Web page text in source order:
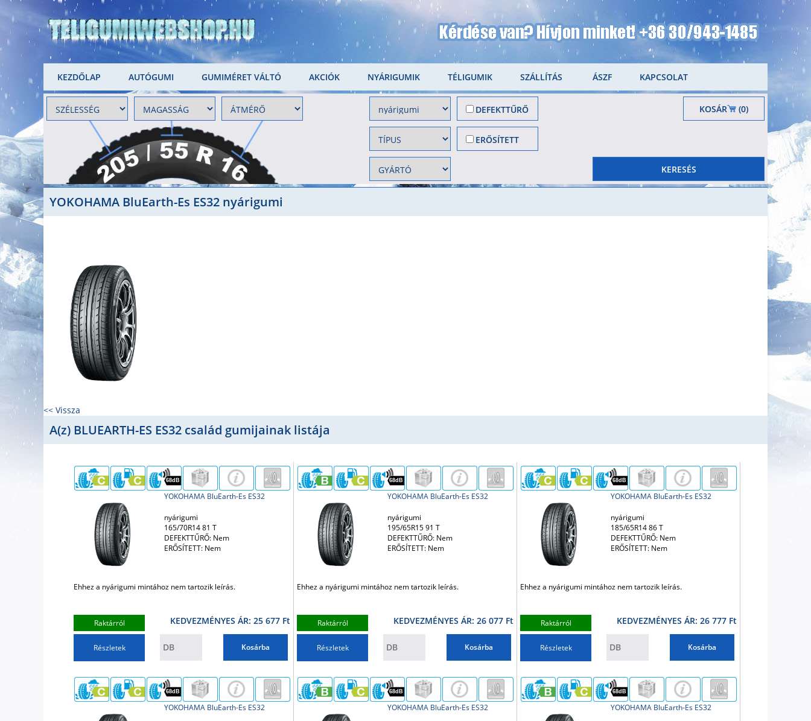
KEZDŐLAP AUTÓGUMI GUMIMÉRET VÁLTÓ AKCIÓK NYÁRIGUMIK TÉLIGUMIK SZÁLLÍTÁS ÁSZF KAPCSOLAT
DEFEKTTŰRŐ
ERŐSÍTETT
KOSÁR (0)
YOKOHAMA BluEarth-Es ES32 nyárigumi
<< Vissza
A(z) BLUEARTH-ES ES32 család gumijainak listája
68dB
YOKOHAMA BluEarth-Es ES32
nyárigumi
165/70R14 81 T
DEFEKTTŰRŐ: Nem
ERŐSÍTETT: Nem
Ehhez a nyárigumi mintához nem tartozik leírás.
Raktárról KEDVEZMÉNYES ÁR: 25 677 Ft
Részletek Kosárba
68dB
YOKOHAMA BluEarth-Es ES32
nyárigumi
195/65R15 91 T
DEFEKTTŰRŐ: Nem
ERŐSÍTETT: Nem
Ehhez a nyárigumi mintához nem tartozik leírás.
Raktárról KEDVEZMÉNYES ÁR: 26 077 Ft
Részletek Kosárba
68dB
YOKOHAMA BluEarth-Es ES32
nyárigumi
185/65R14 86 T
DEFEKTTŰRŐ: Nem
ERŐSÍTETT: Nem
Ehhez a nyárigumi mintához nem tartozik leírás.
Raktárról KEDVEZMÉNYES ÁR: 26 777 Ft
Részletek Kosárba
68dB
YOKOHAMA BluEarth-Es ES32
68dB
YOKOHAMA BluEarth-Es ES32
68dB
YOKOHAMA BluEarth-Es ES32